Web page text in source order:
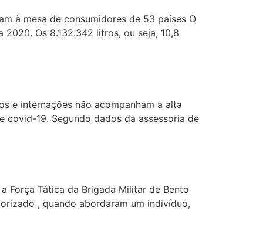
à mesa de consumidores de 53 países O
Os 8.132.342 litros, ou seja, 10,8
e internações não acompanham a alta
covid-19. Segundo dados da assessoria de
Força Tática da Brigada Militar de Bento
, quando abordaram um indivíduo,